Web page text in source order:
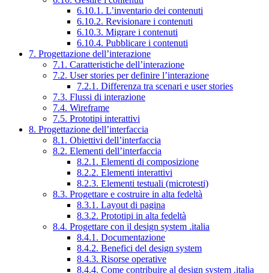
6.10.1. L’inventario dei contenuti
6.10.2. Revisionare i contenuti
6.10.3. Migrare i contenuti
6.10.4. Pubblicare i contenuti
7. Progettazione dell’interazione
7.1. Caratteristiche dell’interazione
7.2. User stories per definire l’interazione
7.2.1. Differenza tra scenari e user stories
7.3. Flussi di interazione
7.4. Wireframe
7.5. Prototipi interattivi
8. Progettazione dell’interfaccia
8.1. Obiettivi dell’interfaccia
8.2. Elementi dell’interfaccia
8.2.1. Elementi di composizione
8.2.2. Elementi interattivi
8.2.3. Elementi testuali (microtesti)
8.3. Progettare e costruire in alta fedeltà
8.3.1. Layout di pagina
8.3.2. Prototipi in alta fedeltà
8.4. Progettare con il design system .italia
8.4.1. Documentazione
8.4.2. Benefici del design system
8.4.3. Risorse operative
8.4.4. Come contribuire al design system .italia